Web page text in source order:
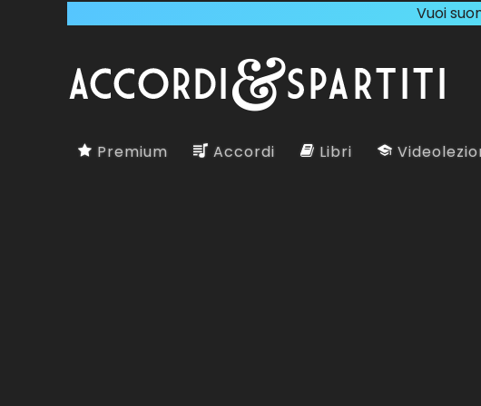
Vuoi
Premium Accordi Libri